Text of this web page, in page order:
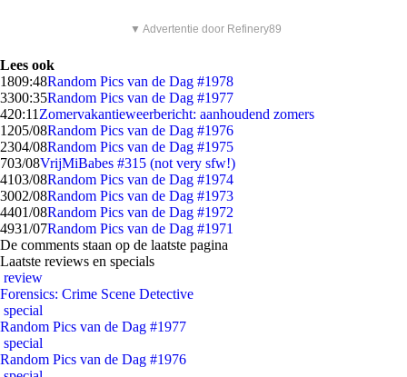
▼ Advertentie door Refinery89
Lees ook
1809:48Random Pics van de Dag #1978
3300:35Random Pics van de Dag #1977
420:11 Zomervakantieweerbericht: aanhoudend zomers
1205/08Random Pics van de Dag #1976
2304/08Random Pics van de Dag #1975
703/08VrijMiBabes #315 (not very sfw!)
4103/08Random Pics van de Dag #1974
3002/08Random Pics van de Dag #1973
4401/08Random Pics van de Dag #1972
4931/07Random Pics van de Dag #1971
De comments staan op de laatste pagina
Laatste reviews en specials
review
Forensics: Crime Scene Detective
special
Random Pics van de Dag #1977
special
Random Pics van de Dag #1976